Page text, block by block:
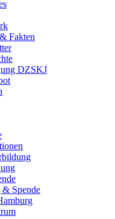
Fakten
DZSKJ
& Spende